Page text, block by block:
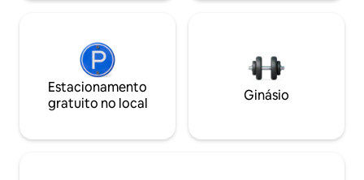
Estacionamento
gratuito no local
Ginásio